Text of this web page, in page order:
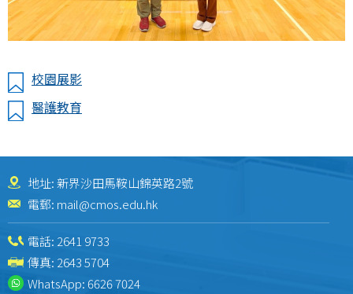
校園展影
醫護教育
地址: 新界沙田馬鞍山錦英路2號
電郵: mail@cmos.edu.hk
電話: 2641 9733
傳真: 2643 5704
WhatsApp:6626 7024